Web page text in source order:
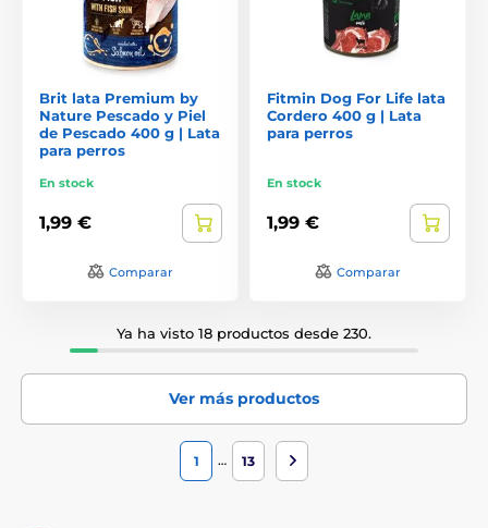
Brit lata Premium by
Nature Pescado y Piel
de Pescado 400 g | Lata
para perros
En stock
1,99 €
Comparar
Fitmin Dog For Life lata
Cordero 400 g | Lata
para perros
En stock
1,99 €
Comparar
Ya ha visto 18 productos desde 230.
Ver más productos
1 … 13